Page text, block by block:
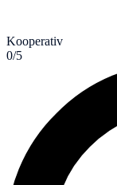
Kooperativ
0/5